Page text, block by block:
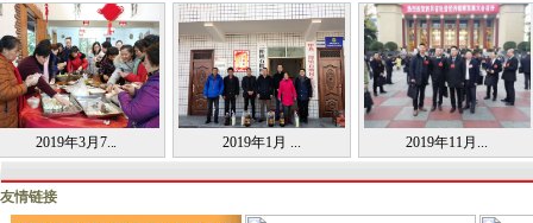
年3月7... 2019年1月 ... 2019年11月...
友情链接